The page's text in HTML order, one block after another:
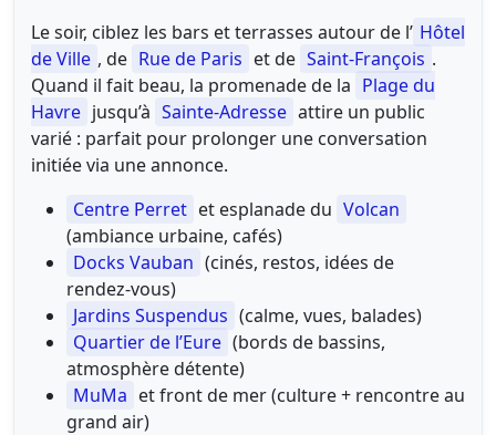
Le soir, ciblez les bars et terrasses autour de l’ Hôtel
de Ville , de Rue de Paris et de Saint‑François .
Quand il fait beau, la promenade de la Plage du
Havre jusqu’à Sainte‑Adresse attire un public
varié : parfait pour prolonger une conversation
initiée via une annonce.
Centre Perret et esplanade du Volcan
(ambiance urbaine, cafés)
Docks Vauban (cinés, restos, idées de
rendez‑vous)
Jardins Suspendus (calme, vues, balades)
Quartier de l’Eure (bords de bassins,
atmosphère détente)
MuMa et front de mer (culture + rencontre au
grand air)